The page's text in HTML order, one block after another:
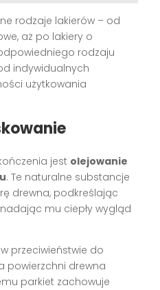
rodzaje lakierów – od
aż po lakiery o
rodzaju
indywidualnych
użytkowania
jest olejowanie
. Te naturalne substancje
drewna, podkreślając
mu ciepły wygląd
przeciwieństwie do
powierzchni drewna
parkiet zachowuje